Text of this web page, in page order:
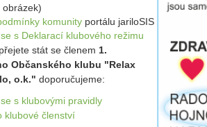
obrázek)
komunity portálu jariloSIS
s Deklarací klubového režimu
stát se členem 1.
Občanského klubu "Relax
o.k." doporučujeme:
s klubovými pravidly
klubové členství
řád
portálu jariloSIS.cz